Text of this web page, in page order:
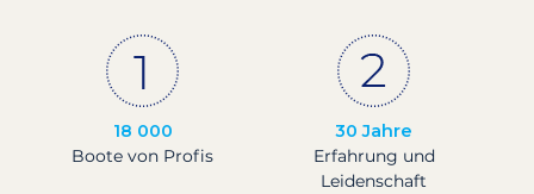
18 000
Boote von Profis
30 Jahre
Erfahrung und
Leidenschaft